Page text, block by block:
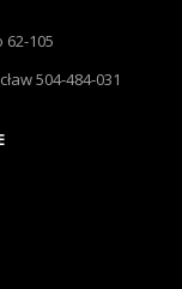
62-105
504-484-031